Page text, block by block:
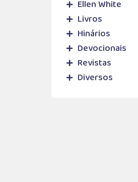
Ellen White
Livros
Hinários
Devocionais
Revistas
Diversos